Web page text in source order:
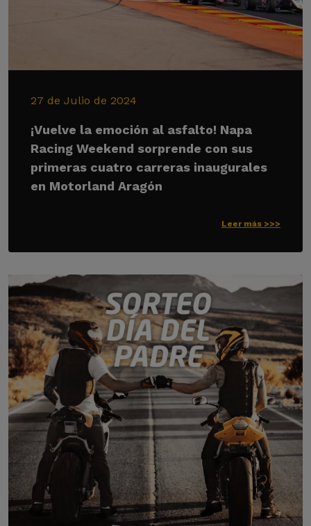
27 de Julio de 2024
¡Vuelve la emoción al asfalto! Napa
Racing Weekend sorprende con sus
primeras cuatro carreras inaugurales
en Motorland Aragón
Leer más >>>